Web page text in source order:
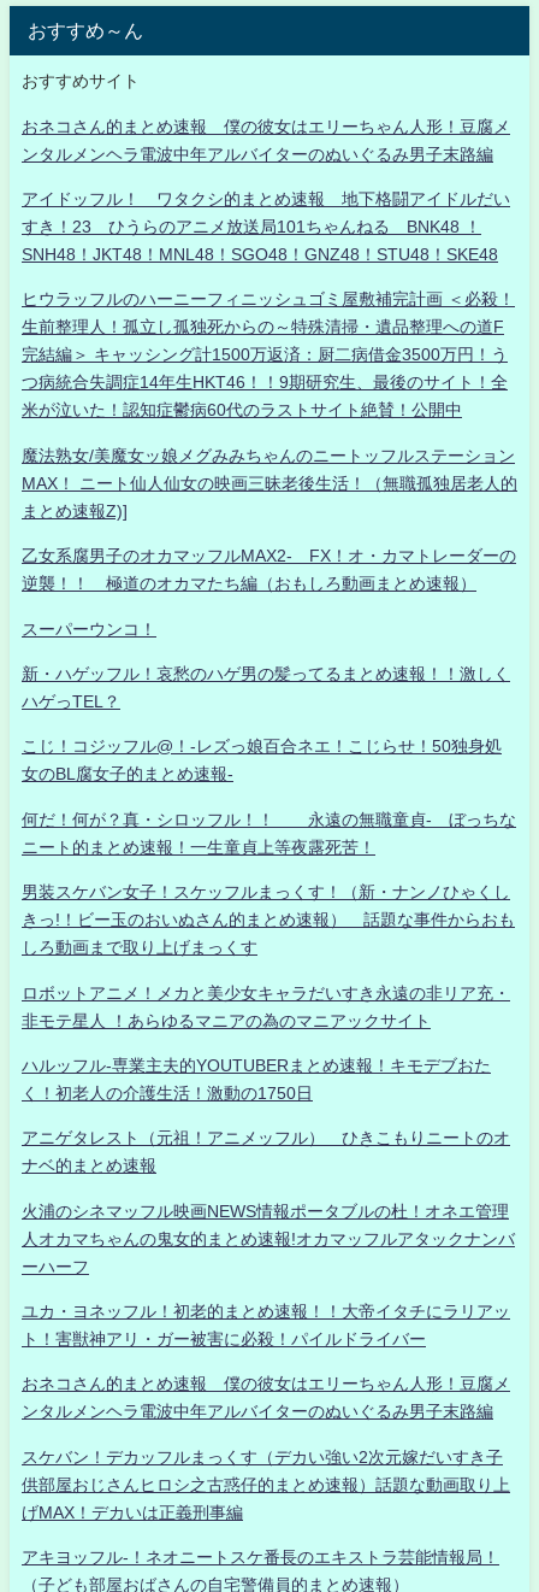
おすすめ～ん
おすすめサイト
おネコさん的まとめ速報 僕の彼女はエリーちゃん人形！豆腐メ
ンタルメンヘラ電波中年アルバイターのぬいぐるみ男子末路編
アイドッフル！ ワタクシ的まとめ速報 地下格闘アイドルだい
すき！23 ひうらのアニメ放送局101ちゃんねる BNK48 ！
SNH48！JKT48！MNL48！SGO48！GNZ48！STU48！SKE48
ヒウラッフルのハーニーフィニッシュゴミ屋敷補完計画 ＜必殺！
生前整理人！孤立し孤独死からの～特殊清掃・遺品整理への道F
完結編＞ キャッシング計1500万返済：厨二病借金3500万円！う
つ病統合失調症14年生HKT46！！9期研究生、最後のサイト！全
米が泣いた！認知症鬱病60代のラストサイト絶賛！公開中
魔法熟女/美魔女ッ娘メグみみちゃんのニートッフルステーション
MAX！ ニート仙人仙女の映画三昧老後生活！（無職孤独居老人的
まとめ速報Z)]
乙女系腐男子のオカマッフルMAX2- FX！オ・カマトレーダーの
逆襲！！ 極道のオカマたち編（おもしろ動画まとめ速報）
スーパーウンコ！
新・ハゲッフル！哀愁のハゲ男の髪ってるまとめ速報！！激しく
ハゲっTEL？
こじ！コジッフル@！-レズっ娘百合ネエ！こじらせ！50独身処
女のBL腐女子的まとめ速報-
何だ！何が？真・シロッフル！！ 永遠の無職童貞- ぼっちな
ニート的まとめ速報！一生童貞上等夜露死苦！
男装スケバン女子！スケッフルまっくす！（新・ナンノひゃくし
きっ!！ビー玉のおいぬさん的まとめ速報） 話題な事件からおも
しろ動画まで取り上げまっくす
ロボットアニメ！メカと美少女キャラだいすき永遠の非リア充・
非モテ星人 ！あらゆるマニアの為のマニアックサイト
ハルッフル-専業主夫的YOUTUBERまとめ速報！キモデブおた
く！初老人の介護生活！激動の1750日
アニゲタレスト（元祖！アニメッフル） ひきこもりニートのオ
ナベ的まとめ速報
火浦のシネマッフル映画NEWS情報ポータブルの杜！オネエ管理
人オカマちゃんの鬼女的まとめ速報!オカマッフルアタックナンバ
ーハーフ
ユカ・ヨネッフル！初老的まとめ速報！！大帝イタチにラリアッ
ト！害獣神アリ・ガー被害に必殺！パイルドライバー
おネコさん的まとめ速報 僕の彼女はエリーちゃん人形！豆腐メ
ンタルメンヘラ電波中年アルバイターのぬいぐるみ男子末路編
スケバン！デカッフルまっくす（デカい強い2次元嫁だいすき子
供部屋おじさんヒロシ之古惑仔的まとめ速報）話題な動画取り上
げMAX！デカいは正義刑事編
アキヨッフル-！ネオニートスケ番長のエキストラ芸能情報局！
（子ども部屋おばさんの自宅警備員的まとめ速報）